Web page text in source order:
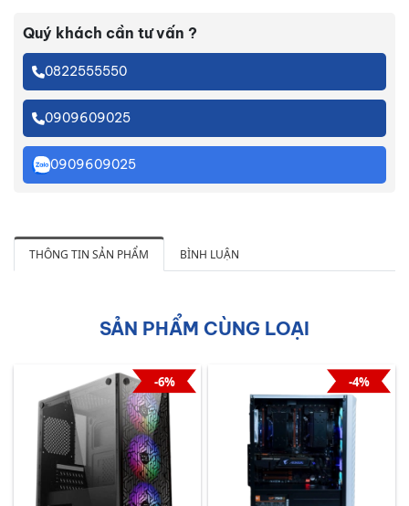
Quý khách cần tư vấn ?
0822555550
0909609025
0909609025
THÔNG TIN SẢN PHẨM BÌNH LUẬN
SẢN PHẨM CÙNG LOẠI
-6% -4%